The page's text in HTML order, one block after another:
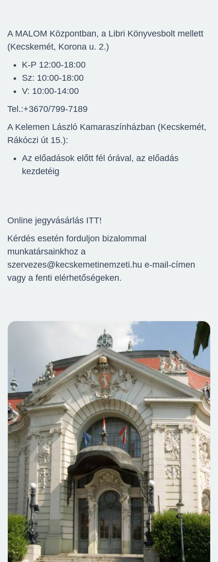
A MALOM Központban, a Libri Könyvesbolt mellett
(Kecskemét, Korona u. 2.)
K-P 12:00-18:00
Sz: 10:00-18:00
V: 10:00-14:00
Tel.:+3670/799-7189
A Kelemen László Kamaraszínházban (Kecskemét,
Rákóczi út 15.):
Az előadások előtt fél órával, az előadás
kezdetéig
Online jegyvásárlás ITT!
Kérdés esetén forduljon bizalommal
munkatársainkhoz a
szervezes@kecskemetinemzeti.hu e-mail-címen
vagy a fenti elérhetőségeken.